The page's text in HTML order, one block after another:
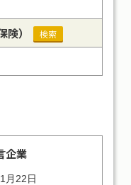
） 検索
企業
月22日